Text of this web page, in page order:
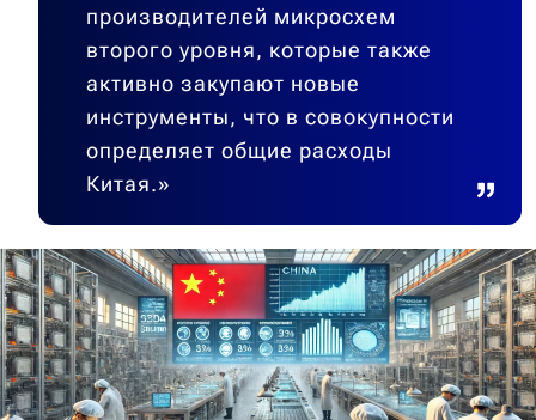
производителей микросхем
второго уровня, которые также
активно закупают новые
инструменты, что в совокупности
определяет общие расходы
Китая.»